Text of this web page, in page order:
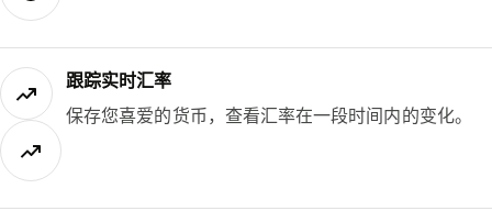
跟踪实时汇率
保存您喜爱的货币，查看汇率在一段时间内的变化。